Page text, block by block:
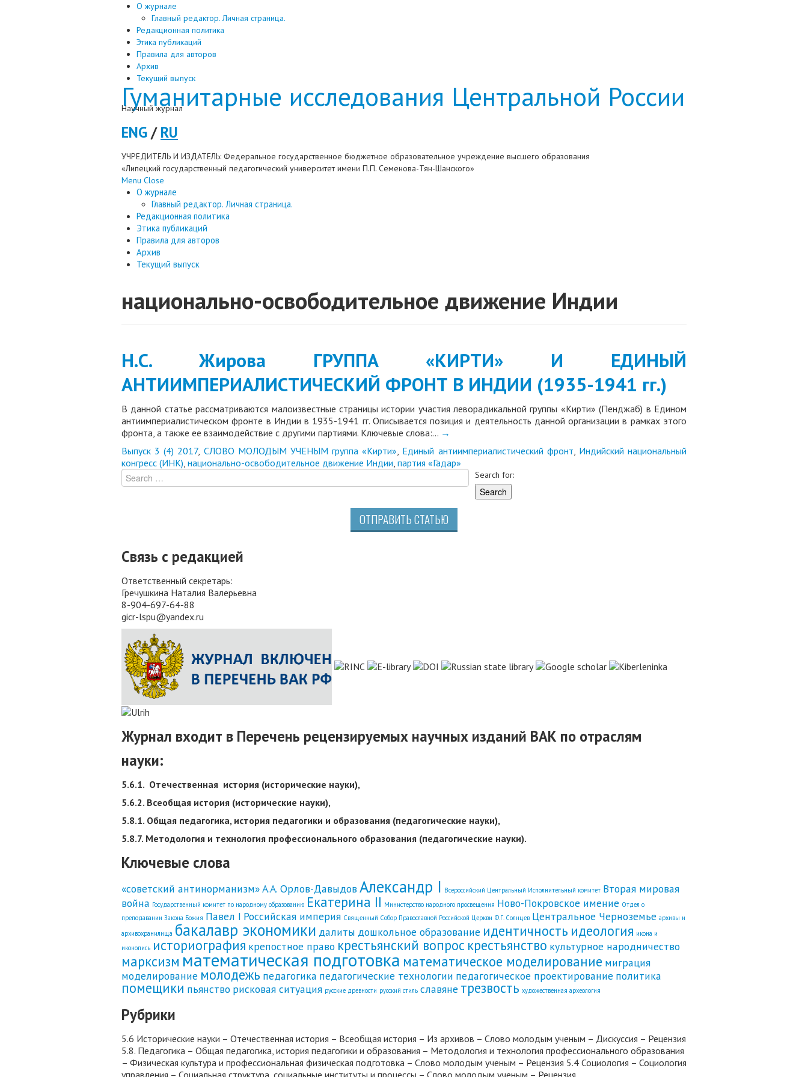
О журнале
Главный редактор. Личная страница.
Редакционная политика
Этика публикаций
Правила для авторов
Архив
Текущий выпуск
Гуманитарные исследования Центральной России
Научный журнал
ENG/RU
УЧРЕДИТЕЛЬ И ИЗДАТЕЛЬ: Федеральное государственное бюджетное образовательное учреждение высшего образования
«Липецкий государственный педагогический университет имени П.П. Семенова-Тян-Шанского»
Menu Close
О журнале
Главный редактор. Личная страница.
Редакционная политика
Этика публикаций
Правила для авторов
Архив
Текущий выпуск
национально-освободительное движение Индии
Н.С. Жирова ГРУППА «КИРТИ» И ЕДИНЫЙ
АНТИИМПЕРИАЛИСТИЧЕСКИЙ ФРОНТ В ИНДИИ (1935-1941 гг.)
В данной статье рассматриваются малоизвестные страницы истории участия леворадикальной группы «Кирти» (Пенджаб) в Едином
антиимпериалистическом фронте в Индии в 1935-1941 гг. Описывается позиция и деятельность данной организации в рамках этого
фронта, а также ее взаимодействие с другими партиями. Ключевые слова:… →
Выпуск 3 (4) 2017, СЛОВО МОЛОДЫМ УЧЕНЫМ группа «Кирти», Единый антиимпериалистический фронт, Индийский национальный
конгресс (ИНК), национально-освободительное движение Индии, партия «Гадар»
Search for:
ОТПРАВИТЬ СТАТЬЮ
Связь с редакцией
Ответственный секретарь:
Гречушкина Наталия Валерьевна
8-904-697-64-88
gicr-lspu@yandex.ru
Журнал входит в Перечень рецензируемых научных изданий ВАК по отраслям
науки:
5.6.1. Отечественная история (исторические науки),
5.6.2. Всеобщая история (исторические науки),
5.8.1. Общая педагогика, история педагогики и образования (педагогические науки),
5.8.7. Методология и технология профессионального образования (педагогические науки).
Ключевые слова
«советский антинорманизм»А.А. Орлов-ДавыдовАлександр I Всероссийский Центральный Исполнительный комитет Вторая мировая
война Государственный комитет по народному образованию Екатерина II Министерство народного просвещения Ново-Покровское имение Отдел о
преподавании Закона Божия Павел I Российская империя Священный Собор Православной Российской Церкви Ф.Г. Солнцев Центральное Черноземье архивы и
архивохранилища бакалавр экономики далиты дошкольное образование идентичность идеология икона и
иконопись историография крепостное право крестьянский вопрос крестьянство культурное народничество
марксизм математическая подготовка математическое моделирование миграция
моделирование молодежь педагогика педагогические технологии педагогическое проектирование политика
помещики пьянство рисковая ситуация русские древности русский стиль славяне трезвость художественная археология
Рубрики
5.6 Исторические науки – Отечественная история – Всеобщая история – Из архивов – Слово молодым ученым – Дискуссия – Рецензия
5.8. Педагогика – Общая педагогика, история педагогики и образования – Методология и технология профессионального образования
– Физическая культура и профессиональная физическая подготовка – Слово молодым ученым – Рецензия 5.4 Социология – Социология
управления – Социальная структура, социальные институты и процессы – Слово молодым ученым – Рецензия